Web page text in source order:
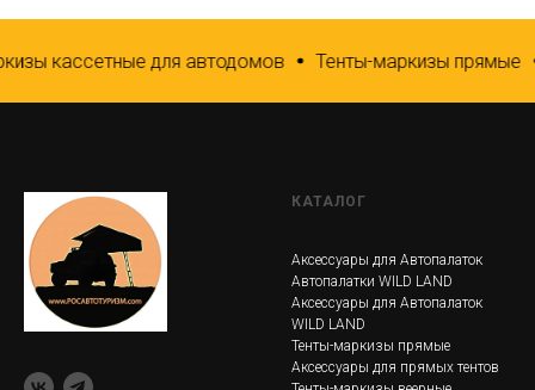
кассетные для автодомов Тенты-маркизы прямые
КАТАЛОГ
Аксессуары для Автопалаток
Автопалатки WILD LAND
Аксессуары для Автопалаток
WILD LAND
Тенты-маркизы прямые
Аксессуары для прямых тентов